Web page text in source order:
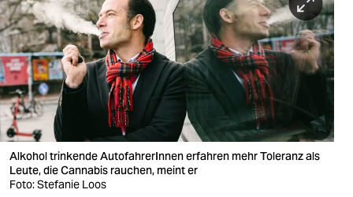
berlin
nord
wahrheit
verlag
verlag
veranstaltungen
Alkohol trinkende AutofahrerInnen erfahren mehr Toleranz als
Leute, die Cannabis rauchen, meint er
Foto: Stefanie Loos